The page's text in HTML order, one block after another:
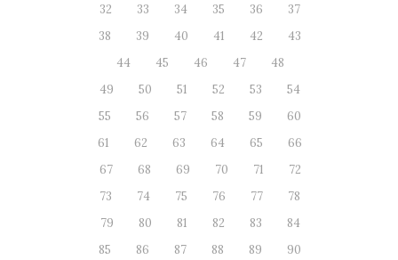
32
33 34 35 36
37
38
39 40 41 42
43
44
45 46 47
48
49
50 51 52 53
54
55
56 57 58 59
60
61
62 63 64 65
66
67
68 69 70 71
72
73
74 75 76 77
78
79
80 81 82 83
84
85
86 87 88 89
90